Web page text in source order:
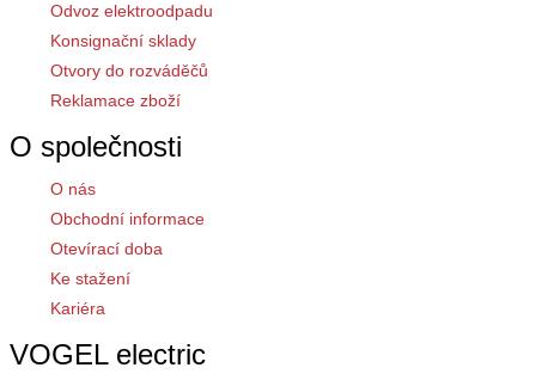
Odvoz elektroodpadu
Konsignační sklady
Otvory do rozváděčů
Reklamace zboží
O společnosti
O nás
Obchodní informace
Otevírací doba
Ke stažení
Kariéra
VOGEL electric